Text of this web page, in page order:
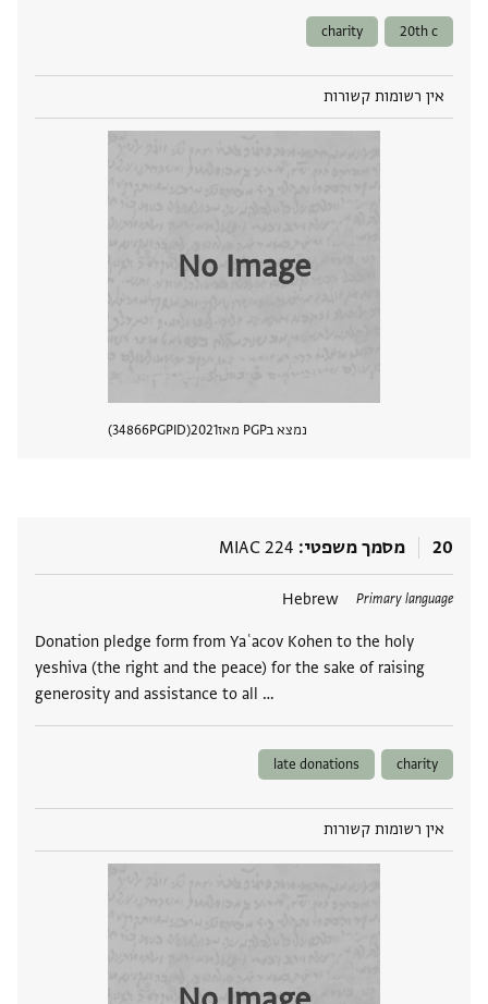
20th c
charity
אין רשומות קשורות
No Image
נמצא בPGP מאז 2021
PGPID
34866
20 מסמך משפטי MIAC 224
Primary language
Hebrew
Donation pledge form from Yaʿacov Kohen to the holy
yeshiva (the right and the peace) for the sake of raising
generosity and assistance to all …
תגים
charity
late donations
אין רשומות קשורות